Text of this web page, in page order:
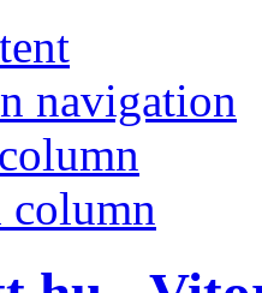
navigation
column